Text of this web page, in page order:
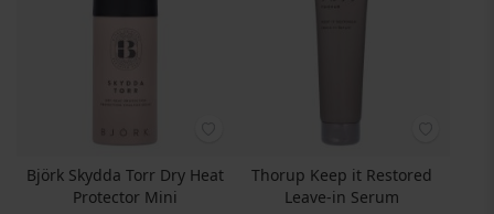
Björk Skydda Torr Dry Heat
Protector Mini
Thorup Keep it Restored
Leave-in Serum